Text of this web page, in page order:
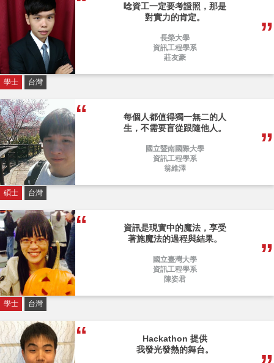
唸資工一定要考證照，那是
對實力的肯定。
長榮大學
資訊工程學系
莊友豪
學士 台灣
每個人都值得獨一無二的人
生，不需要盲從跟隨他人。
國立暨南國際大學
資訊工程學系
翁維澤
碩士 台灣
資訊是現實中的魔法，享受
著施魔法的過程與結果。
國立臺灣大學
資訊工程學系
陳姿君
學士 台灣
Hackathon 提供
我發光發熱的舞台。